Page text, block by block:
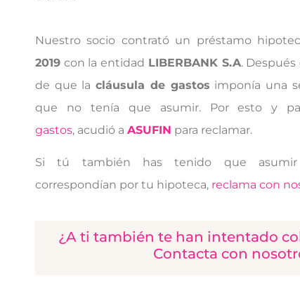
Nuestro socio contrató un préstamo
2019 con la entidad LIBERBANK S.A.
de que lacláusula de gastos imponía una
que no tenía que asumir. Por esto y
gastos, acudió a ASUFIN para reclamar.
Si tú también has tenido que
correspondían por tu hipoteca, reclama con
¿A ti también te han intentado
Contacta con